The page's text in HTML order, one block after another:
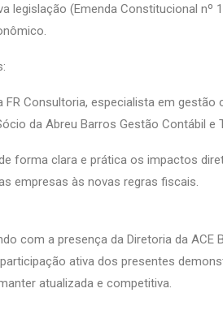
legislação (Emenda Constitucional nº
Consultoria, especialista em gestão
da Abreu Barros Gestão Contábil e
forma clara e prática os impactos
empresas às novas regras fiscais.
com a presença da Diretoria da ACE
ativa dos presentes
atualizada e competitiva.